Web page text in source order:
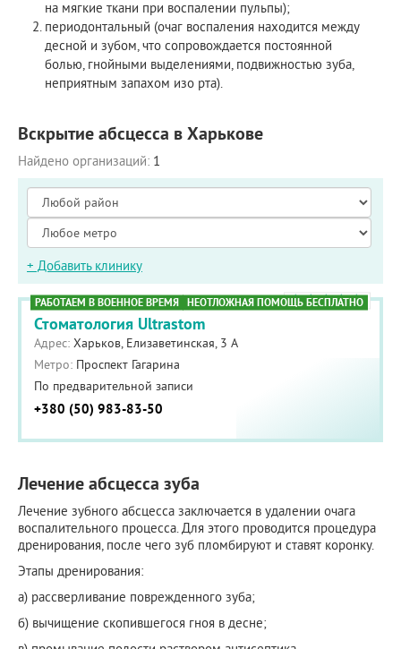
на мягкие ткани при воспалении пульпы);
периодонтальный (очаг воспаления находится между
десной и зубом, что сопровождается постоянной
болью, гнойными выделениями, подвижностью зуба,
неприятным запахом изо рта).
Вскрытие абсцесса в Харькове
Найдено организаций: 1
+ Добавить клинику
Стоматология Ultrastom
Адрес: Харьков, Елизаветинская, 3 А
Метро: Проспект Гагарина
По предварительной записи
+380 (50) 983-83-50
РАБОТАЕМ В ВОЕННОЕ ВРЕМЯ НЕОТЛОЖНАЯ ПОМОЩЬ БЕСПЛАТНО
Лечение абсцесса зуба
Лечение зубного абсцесса заключается в удалении очага
воспалительного процесса. Для этого проводится процедура
дренирования, после чего зуб пломбируют и ставят коронку.
Этапы дренирования:
а) рассверливание поврежденного зуба;
б) вычищение скопившегося гноя в десне;